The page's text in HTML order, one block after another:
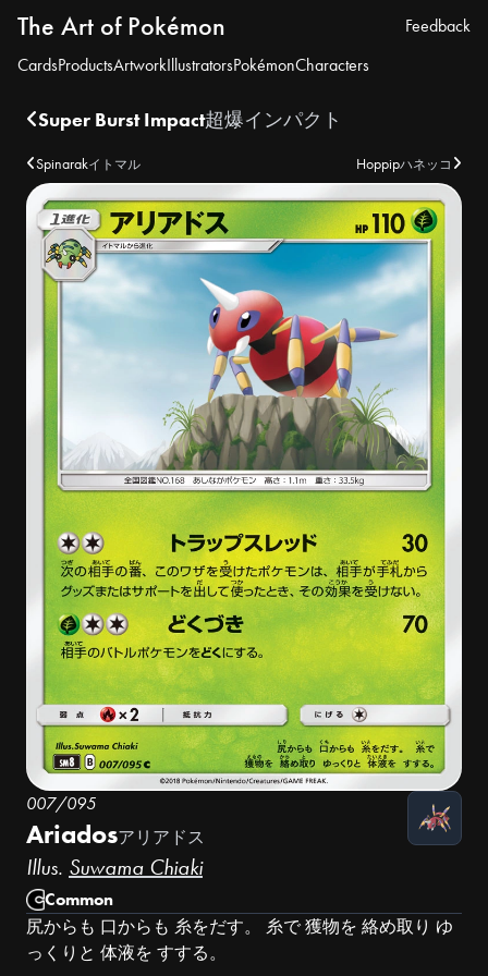
The Art of Pokémon
CardsProductsArtworkIllustratorsPokémonCharacters
Feedback
Super Burst Impact超爆インパクト
Spinarakイトマル Hoppipハネッコ
007/095
Ariadosアリアドス
Illus. Suwama Chiaki
Common
尻からも 口からも 糸をだす。 糸で 獲物を 絡め取り ゆ
っくりと 体液を すする。